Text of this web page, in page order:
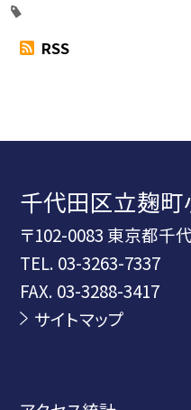
RSS
千代田区立麹町
〒102-0083 東京都千
TEL. 03-3263-7337
FAX. 03-3288-3417
サイトマップ